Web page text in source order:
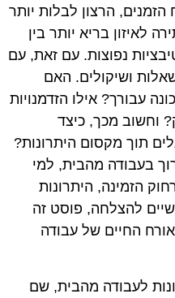
הזמנים, הרצון לבלות יותר
לאיזון בריא יותר בין
נפוצות. עם זאת, עם
ושיקולים. האם
עבורך? אילו הזדמנויות
וחשוב מכך, כיצד
תוך מקסום היתרונות?
בעבודה מהבית, למי
הזמינה, היתרונות
להצלחה, פוסט זה
החיים של עבודה
לעבודה מהבית, שם